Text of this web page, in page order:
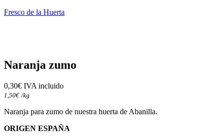
Fresco de la Huerta
Naranja zumo
0,30€ IVA incluido
1,50€ /kg
Naranja para zumo de nuestra huerta de Abanilla.
ORIGEN ESPAÑA